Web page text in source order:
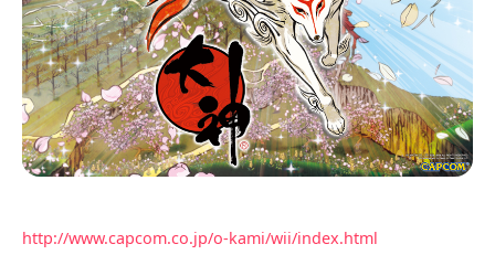
http://www.capcom.co.jp/o-kami/wii/index.html